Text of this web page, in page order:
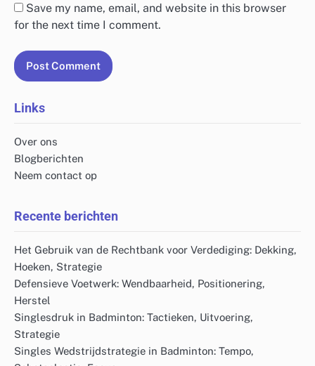
Save my name, email, and website in this browser
for the next time I comment.
Links
Over ons
Blogberichten
Neem contact op
Recente berichten
Het Gebruik van de Rechtbank voor Verdediging: Dekking,
Hoeken, Strategie
Defensieve Voetwerk: Wendbaarheid, Positionering,
Herstel
Singlesdruk in Badminton: Tactieken, Uitvoering,
Strategie
Singles Wedstrijdstrategie in Badminton: Tempo,